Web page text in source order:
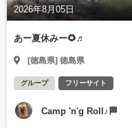
2026年8月05日
あー夏休みー🌻♬
[徳島県] 徳島県
グループ フリーサイト
Camp 'n'g Roll♪🏁